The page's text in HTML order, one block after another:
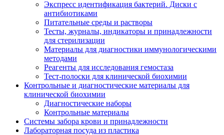
Экспресс идентификация бактерий. Диски с
антибиотиками
Питательные среды и растворы
Тесты, журналы, индикаторы и принадлежности
для стерилизации
Материалы для диагностики иммунологическими
методами
Реагенты для исследования гемостаза
Тест-полоски для клинической биохимии
Контрольные и диагностические материалы для
клинической биохимии
Диагностические наборы
Контрольные материалы
Системы забора крови и принадлежности
Лабораторная посуда из пластика